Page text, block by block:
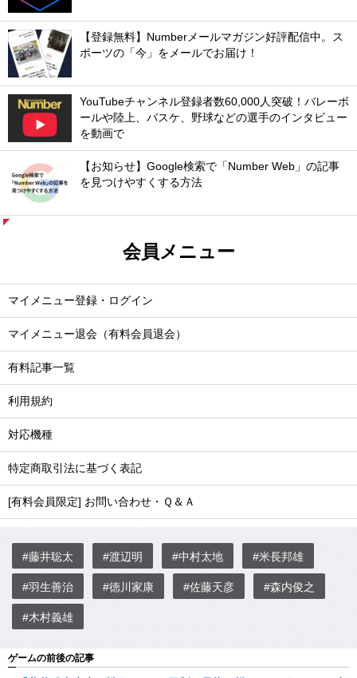
【登録無料】Numberメールマガジン好評配信中。ス
ポーツの「今」をメールでお届け！
YouTubeチャンネル登録者数60,000人突破！バレーボ
ールや陸上、バスケ、野球などの選手のインタビュー
を動画で
【お知らせ】Google検索で「Number Web」の記事
を見つけやすくする方法
会員メニュー
マイメニュー登録・ログイン
マイメニュー退会（有料会員退会）
有料記事一覧
利用規約
対応機種
特定商取引法に基づく表記
[有料会員限定] お問い合わせ・Ｑ＆Ａ
#藤井聡太 #渡辺明 #中村太地 #米長邦雄
#羽生善治 #徳川家康 #佐藤天彦 #森内俊之
#木村義雄
ゲームの前後の記事